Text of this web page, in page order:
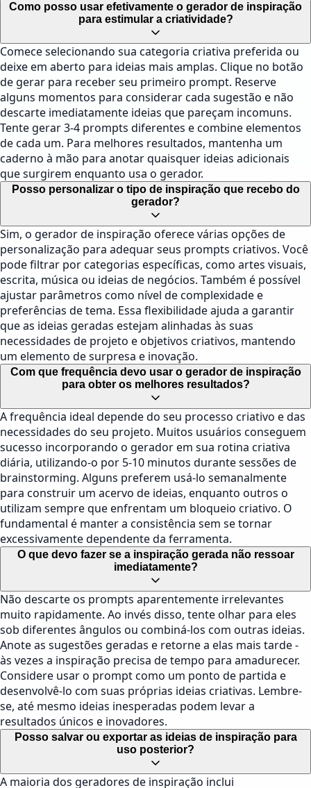
Como posso usar efetivamente o gerador de inspiração
para estimular a criatividade?
Comece selecionando sua categoria criativa preferida ou
deixe em aberto para ideias mais amplas. Clique no botão
de gerar para receber seu primeiro prompt. Reserve
alguns momentos para considerar cada sugestão e não
descarte imediatamente ideias que pareçam incomuns.
Tente gerar 3-4 prompts diferentes e combine elementos
de cada um. Para melhores resultados, mantenha um
caderno à mão para anotar quaisquer ideias adicionais
que surgirem enquanto usa o gerador.
Posso personalizar o tipo de inspiração que recebo do
gerador?
Sim, o gerador de inspiração oferece várias opções de
personalização para adequar seus prompts criativos. Você
pode filtrar por categorias específicas, como artes visuais,
escrita, música ou ideias de negócios. Também é possível
ajustar parâmetros como nível de complexidade e
preferências de tema. Essa flexibilidade ajuda a garantir
que as ideias geradas estejam alinhadas às suas
necessidades de projeto e objetivos criativos, mantendo
um elemento de surpresa e inovação.
Com que frequência devo usar o gerador de inspiração
para obter os melhores resultados?
A frequência ideal depende do seu processo criativo e das
necessidades do seu projeto. Muitos usuários conseguem
sucesso incorporando o gerador em sua rotina criativa
diária, utilizando-o por 5-10 minutos durante sessões de
brainstorming. Alguns preferem usá-lo semanalmente
para construir um acervo de ideias, enquanto outros o
utilizam sempre que enfrentam um bloqueio criativo. O
fundamental é manter a consistência sem se tornar
excessivamente dependente da ferramenta.
O que devo fazer se a inspiração gerada não ressoar
imediatamente?
Não descarte os prompts aparentemente irrelevantes
muito rapidamente. Ao invés disso, tente olhar para eles
sob diferentes ângulos ou combiná-los com outras ideias.
Anote as sugestões geradas e retorne a elas mais tarde -
às vezes a inspiração precisa de tempo para amadurecer.
Considere usar o prompt como um ponto de partida e
desenvolvê-lo com suas próprias ideias criativas. Lembre-
se, até mesmo ideias inesperadas podem levar a
resultados únicos e inovadores.
Posso salvar ou exportar as ideias de inspiração para
uso posterior?
A maioria dos geradores de inspiração inclui